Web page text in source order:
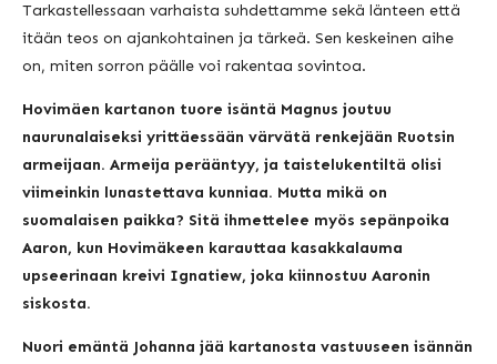
Tarkastellessaan varhaista suhdettamme sekä länteen että
itään teos on ajankohtainen ja tärkeä. Sen keskeinen aihe
on, miten sorron päälle voi rakentaa sovintoa.
Hovimäen kartanon tuore isäntä Magnus joutuu
naurunalaiseksi yrittäessään värvätä renkejään Ruotsin
armeijaan. Armeija perääntyy, ja taistelukentiltä olisi
viimeinkin lunastettava kunniaa. Mutta mikä on
suomalaisen paikka? Sitä ihmettelee myös sepänpoika
Aaron, kun Hovimäkeen karauttaa kasakkalauma
upseerinaan kreivi Ignatiew, joka kiinnostuu Aaronin
siskosta.
Nuori emäntä Johanna jää kartanosta vastuuseen isännän